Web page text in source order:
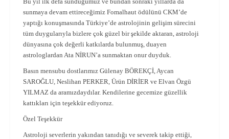
sunmaya devam ettireceğimiz Fomalhaut ödülünü CKM’de
yaptığı konuşmasında Türkiye’de astrolojinin gelişim sürecini
tüm duygularıyla bizlere çok güzel bir şekilde aktaran, astroloji
dünyasına çok değerli katkılarda bulunmuş, duayen
astrologlardan Ata NİRUN’a sunmaktan onur duyduk.
Basın mensubu dostlarımız Gülenay BÖREKÇİ, Aycan
SAROĞLU, Neslihan PERKER, Ürün DİRİER ve Elvan Özgü
YILMAZ da aramızdaydılar. Kendilerine gecemize güzellik
kattıkları için teşekkür ediyoruz.
Özel Teşekkür
Astroloji severlerin yakından tanıdığı ve severek takip ettiği,